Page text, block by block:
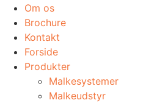
Om os
Brochure
Kontakt
Forside
Produkter
Malkesystemer
Malkeudstyr